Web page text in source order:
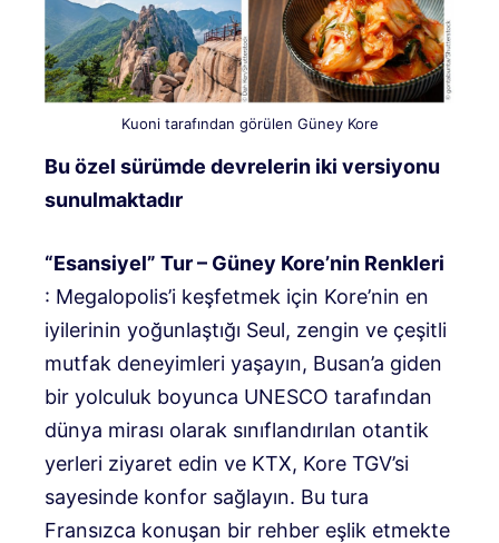
Kuoni tarafından görülen Güney Kore
Bu özel sürümde devrelerin iki versiyonu
sunulmaktadır
“Esansiyel” Tur – Güney Kore’nin Renkleri
: Megalopolis’i keşfetmek için Kore’nin en
iyilerinin yoğunlaştığı Seul, zengin ve çeşitli
mutfak deneyimleri yaşayın, Busan’a giden
bir yolculuk boyunca UNESCO tarafından
dünya mirası olarak sınıflandırılan otantik
yerleri ziyaret edin ve KTX, Kore TGV’si
sayesinde konfor sağlayın. Bu tura
Fransızca konuşan bir rehber eşlik etmekte